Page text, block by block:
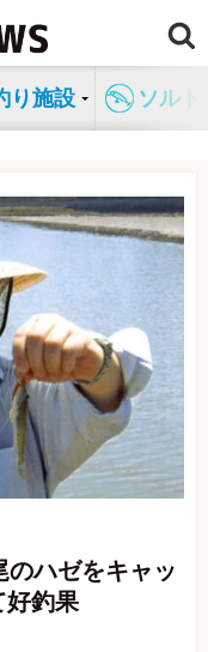
り施設 ソル
ハゼをキャッ
好釣果